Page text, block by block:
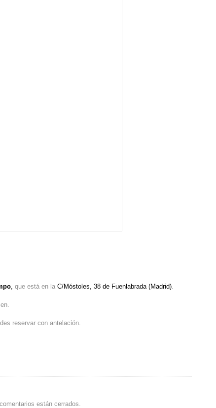
, que está en la C/Móstoles, 38 de Fuenlabrada (Madrid).
reservar con antelación.
están cerrados.